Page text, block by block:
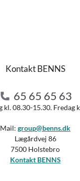
Kontakt BENNS
65 65 65 63
kl. 08.30-15.30. Fredag
Mail: group@benns.dk
Lægårdvej 86
7500 Holstebro
Kontakt BENNS